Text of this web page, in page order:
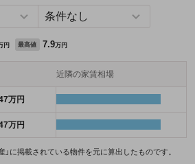
円 最高値 7.9万円
近隣の家賃相場
万円
万円
に掲載されている物件を元に算出したものです。